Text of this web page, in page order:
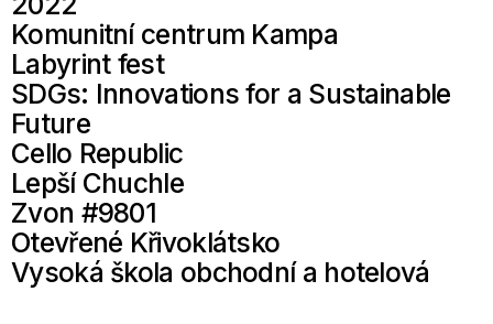
Komunitní centrum Kampa
Labyrint fest
SDGs: Innovations for a Sustainable
Future
Cello Republic
Lepší Chuchle
Zvon #9801
Otevřené Křivoklátsko
Vysoká škola obchodní a hotelová